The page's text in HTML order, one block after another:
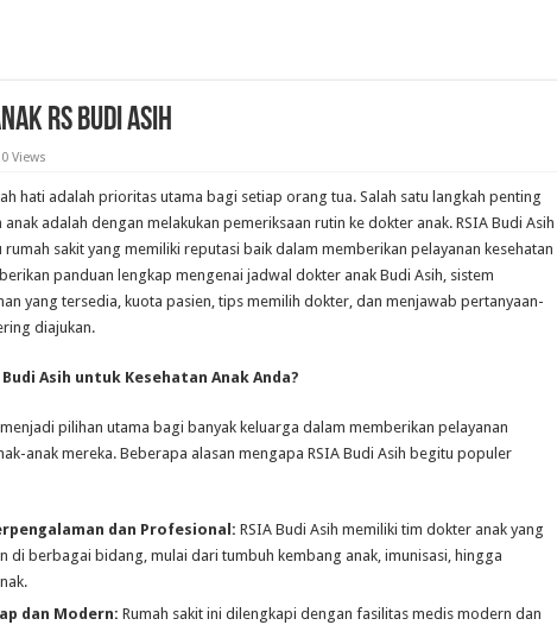
RS Budi Asih
Views
hati adalah prioritas utama bagi setiap orang tua. Salah satu langkah penting
adalah dengan melakukan pemeriksaan rutin ke dokter anak. RSIA Budi Asih
sakit yang memiliki reputasi baik dalam memberikan pelayanan kesehatan
panduan lengkap mengenai jadwal dokter anak Budi Asih, sistem
yang tersedia, kuota pasien, tips memilih dokter, dan menjawab pertanyaan-
diajukan.
Asih untuk Kesehatan Anak Anda?
pilihan utama bagi banyak keluarga dalam memberikan pelayanan
anak mereka. Beberapa alasan mengapa RSIA Budi Asih begitu populer
dan Profesional: RSIA Budi Asih memiliki tim dokter anak yang
di berbagai bidang, mulai dari tumbuh kembang anak, imunisasi, hingga
dan Modern: Rumah sakit ini dilengkapi dengan fasilitas medis modern dan